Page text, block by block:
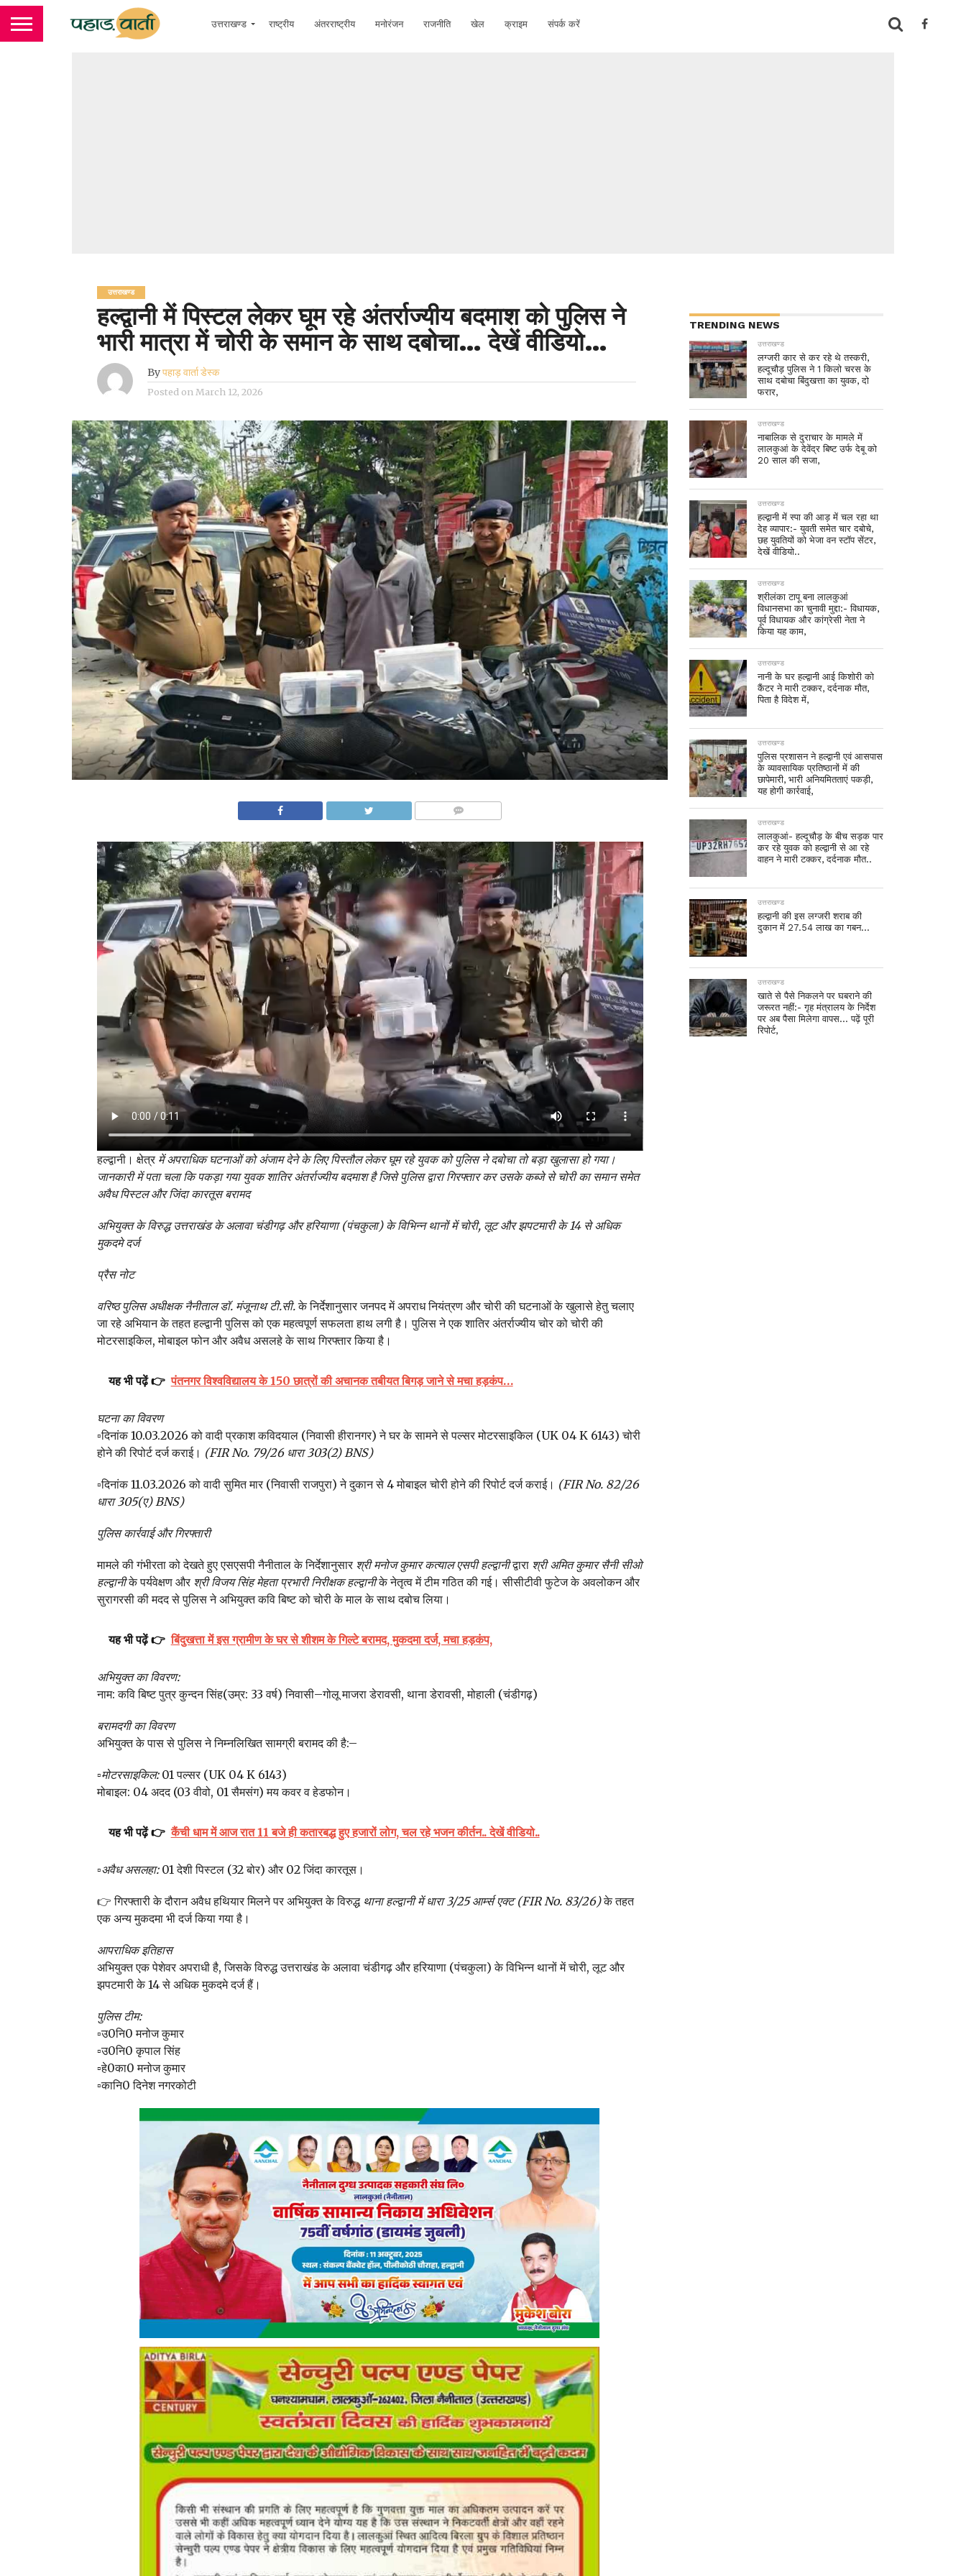
उत्तराखण्ड राष्ट्रीय अंतरराष्ट्रीय मनोरंजन राजनीति खेल क्राइम संपर्क करें
उत्तराखण्ड
हल्द्वानी में पिस्टल लेकर घूम रहे अंतर्राज्यीय बदमाश को पुलिस ने
भारी मात्रा में चोरी के समान के साथ दबोचा… देखें वीडियो…
Byपहाड़ वार्ता डेस्क
Posted on March 12, 2026
हल्द्वानी। क्षेत्रमें अपराधिक घटनाओं को अंजाम देने के लिए पिस्तौल लेकर घूम रहे युवक को पुलिस ने दबोचा तो बड़ा खुलासा हो गया।
जानकारी में पता चला कि पकड़ा गया युवक शातिर अंतर्राज्यीय बदमाश है जिसे पुलिस द्वारा गिरफ्तार कर उसके कब्जे से चोरी का समान समेत
अवैध पिस्टल और जिंदा कारतूस बरामद
अभियुक्त के विरुद्ध उत्तराखंड के अलावा चंडीगढ़ और हरियाणा (पंचकुला) के विभिन्न थानों में चोरी, लूट और झपटमारी के 14 से अधिक
मुकदमे दर्ज
प्रैस नोट
वरिष्ठ पुलिस अधीक्षक नैनीताल डॉ. मंजूनाथ टी.सी.के निर्देशानुसार जनपद में अपराध नियंत्रण और चोरी की घटनाओं के खुलासे हेतु चलाए
जा रहे अभियान के तहत हल्द्वानी पुलिस को एक महत्वपूर्ण सफलता हाथ लगी है। पुलिस ने एक शातिर अंतर्राज्यीय चोर को चोरी की
मोटरसाइकिल, मोबाइल फोन और अवैध असलहे के साथ गिरफ्तार किया है।
यह भी पढ़ें 👉 पंतनगर विश्वविद्यालय के 150 छात्रों की अचानक तबीयत बिगड़ जाने से मचा हड़कंप…
घटना का विवरण
▫️दिनांक 10.03.2026 को वादी प्रकाश कविदयाल (निवासी हीरानगर) ने घर के सामने से पल्सर मोटरसाइकिल (UK 04 K 6143) चोरी
होने की रिपोर्ट दर्ज कराई। (FIR No. 79/26 धारा 303(2) BNS)
▫️दिनांक 11.03.2026 को वादी सुमित मार (निवासी राजपुरा) ने दुकान से 4 मोबाइल चोरी होने की रिपोर्ट दर्ज कराई। (FIR No. 82/26
धारा 305(ए) BNS)
पुलिस कार्रवाई और गिरफ्तारी
मामले की गंभीरता को देखते हुए एसएसपी नैनीताल के निर्देशानुसार श्री मनोज कुमार कत्याल एसपी हल्द्वानीद्वारा श्री अमित कुमार सैनी सीओ
हल्द्वानीके पर्यवेक्षण और श्री विजय सिंह मेहता प्रभारी निरीक्षक हल्द्वानीके नेतृत्व में टीम गठित की गई। सीसीटीवी फुटेज के अवलोकन और
सुरागरसी की मदद से पुलिस ने अभियुक्त कवि बिष्ट को चोरी के माल के साथ दबोच लिया।
यह भी पढ़ें 👉 बिंदुखत्ता में इस ग्रामीण के घर से शीशम के गिल्टे बरामद, मुकदमा दर्ज, मचा हड़कंप,
अभियुक्त का विवरण:
नाम: कवि बिष्ट पुत्र कुन्दन सिंह(उम्र: 33 वर्ष) निवासी–गोलू माजरा डेरावसी, थाना डेरावसी, मोहाली (चंडीगढ़)
बरामदगी का विवरण
अभियुक्त के पास से पुलिस ने निम्नलिखित सामग्री बरामद की है:–
▫️मोटरसाइकिल:01 पल्सर (UK 04 K 6143)
मोबाइल: 04 अदद (03 वीवो, 01 सैमसंग) मय कवर व हेडफोन।
यह भी पढ़ें 👉 कैंची धाम में आज रात 11 बजे ही कतारबद्ध हुए हजारों लोग, चल रहे भजन कीर्तन.. देखें वीडियो..
▫️अवैध असलहा:01 देशी पिस्टल (32 बोर) और 02 जिंदा कारतूस।
👉 गिरफ्तारी के दौरान अवैध हथियार मिलने पर अभियुक्त के विरुद्ध थाना हल्द्वानी में धारा 3/25 आर्म्स एक्ट (FIR No. 83/26)के तहत
एक अन्य मुकदमा भी दर्ज किया गया है।
आपराधिक इतिहास
अभियुक्त एक पेशेवर अपराधी है, जिसके विरुद्ध उत्तराखंड के अलावा चंडीगढ़ और हरियाणा (पंचकुला) के विभिन्न थानों में चोरी, लूट और
झपटमारी के 14 से अधिक मुकदमे दर्ज हैं।
पुलिस टीम:
▫️उ0नि0 मनोज कुमार
▫️उ0नि0 कृपाल सिंह
▫️हे0का0 मनोज कुमार
▫️कानि0 दिनेश नगरकोटी
TRENDING NEWS
उत्तराखण्ड
लग्जरी कार से कर रहे थे तस्करी,
हल्दूचौड़ पुलिस ने 1 किलो चरस के
साथ दबोचा बिंदुखत्ता का युवक, दो
फरार,
उत्तराखण्ड
नाबालिक से दुराचार के मामले में
लालकुआं के देवेंद्र बिष्ट उर्फ देबू को
20 साल की सजा,
उत्तराखण्ड
हल्द्वानी में स्पा की आड़ में चल रहा था
देह व्यापार:- युवती समेत चार दबोचे,
छह युवतियों को भेजा वन स्टॉप सेंटर,
देखें वीडियो..
उत्तराखण्ड
श्रीलंका टापू बना लालकुआं
विधानसभा का चुनावी मुद्दा:- विधायक,
पूर्व विधायक और कांग्रेसी नेता ने
किया यह काम,
उत्तराखण्ड
नानी के घर हल्द्वानी आई किशोरी को
कैंटर ने मारी टक्कर, दर्दनाक मौत,
पिता है विदेश में,
उत्तराखण्ड
पुलिस प्रशासन ने हल्द्वानी एवं आसपास
के व्यावसायिक प्रतिष्ठानों में की
छापेमारी, भारी अनियमितताएं पकड़ी,
यह होगी कार्रवाई,
उत्तराखण्ड
लालकुआं- हल्दूचौड़ के बीच सड़क पार
कर रहे युवक को हल्द्वानी से आ रहे
वाहन ने मारी टक्कर, दर्दनाक मौत..
उत्तराखण्ड
हल्द्वानी की इस लग्जरी शराब की
दुकान में 27.54 लाख का गबन…
उत्तराखण्ड
खाते से पैसे निकलने पर घबराने की
जरूरत नहीं:- गृह मंत्रालय के निर्देश
पर अब पैसा मिलेगा वापस… पढ़ें पूरी
रिपोर्ट,